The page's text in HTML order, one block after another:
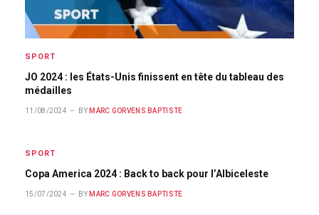
SPORT
JO 2024 : les États-Unis finissent en tête du tableau des
médailles
11/08/2024 BY MARC GORVENS BAPTISTE
SPORT
Copa America 2024 : Back to back pour l’Albiceleste
15/07/2024 BY MARC GORVENS BAPTISTE